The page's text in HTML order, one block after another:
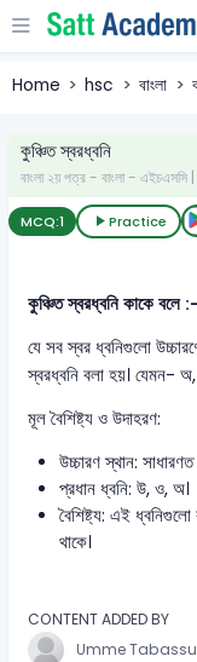
Home hsc বাংলা
কুঞ্চিত স্বরধ্বনি
বাংলা ২য় পত্র - বাংলা -
MCQ:1 Practice
কুঞ্চিত স্বরধ্বনি কাকে বলে :-
যে সব স্বর ধ্বনিগুলো
স্বরধ্বনি বলা হয়। যেমন-
মূল বৈশিষ্ট্য ও উদাহরণ:
উচ্চারণ স্থান:
প্রধান ধ্বনি: উ, ও, অ।
বৈশিষ্ট্য: এই
থাকে।
CONTENT ADDED BY
Umme